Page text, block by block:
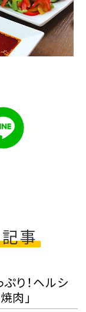
事
り！ヘルシ
肉」